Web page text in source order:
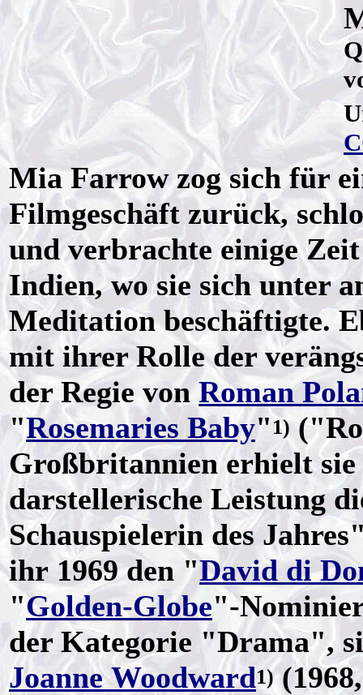
Mia Farrow zog sich für
Filmgeschäft zurück,
und verbrachte einige
Indien, wo sie sich unter
Meditation beschäftigte.
mit ihrer Rolle der
der Regie vonRoman
"Rosemaries Baby" 1)
Großbritannien erhielt sie
darstellerische Leistung
Schauspielerin des
ihr 1969 den "David di
"Golden-Globe"-
der Kategorie "Drama",
Joanne Woodward1)